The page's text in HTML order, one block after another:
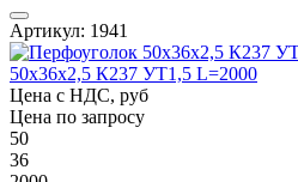
Артикул: 1941
50х36х2,5 К237 УТ1,5 L=2000
Цена с НДС, руб
Цена по запросу
50
36